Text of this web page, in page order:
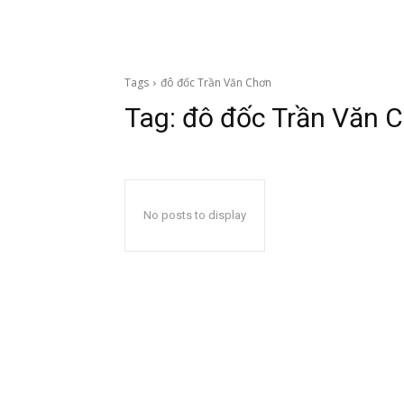
Tags đô đốc Trần Văn Chơn
Tag: đô đốc Trần Văn
No posts to display